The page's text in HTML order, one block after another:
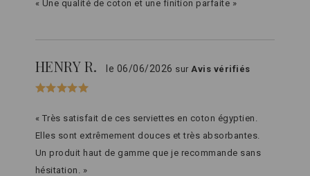
« Une qualité de coton et une finition parfaite »
HENRY R. le 06/06/2026 surAvis vérifiés
« Très satisfait de ces serviettes en coton égyptien.
Elles sont extrêmement douces et très absorbantes.
Un produit haut de gamme que je recommande sans
hésitation. »